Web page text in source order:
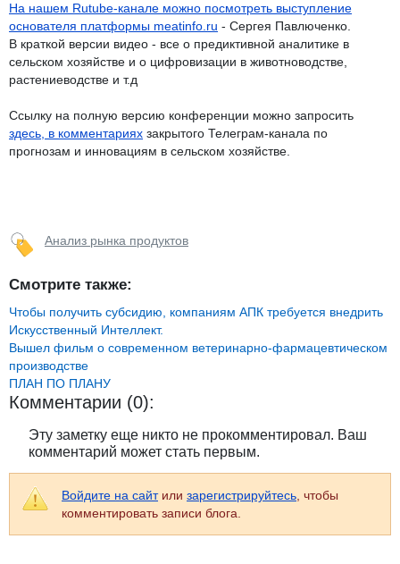
На нашем Rutube-канале можно посмотреть выступление
основателя платформы meatinfo.ru - Сергея Павлюченко.
В краткой версии видео - все о предиктивной аналитике в
сельском хозяйстве и о цифровизации в животноводстве,
растениеводстве и т.д
Ссылку на полную версию конференции можно запросить
здесь, в комментариях закрытого Телеграм-канала по
прогнозам и инновациям в сельском хозяйстве.
Анализ рынка продуктов
Смотрите также:
Чтобы получить субсидию, компаниям АПК требуется внедрить
Искусственный Интеллект.
Вышел фильм о современном ветеринарно-фармацевтическом
производстве
ПЛАН ПО ПЛАНУ
Комментарии (0):
Эту заметку еще никто не прокомментировал. Ваш
комментарий может стать первым.
Войдите на сайтили зарегистрируйтесь, чтобы
комментировать записи блога.